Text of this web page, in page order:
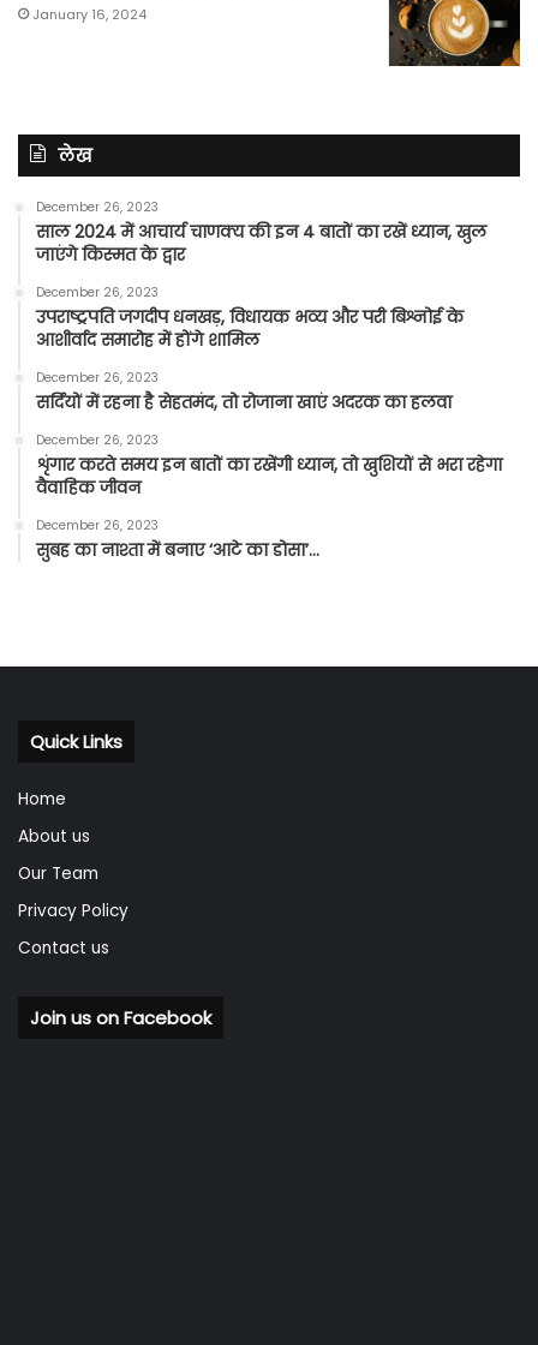
January 16, 2024
लेख
December 26, 2023
साल 2024 में आचार्य चाणक्य की इन 4 बातों का रखें ध्यान, खुल
जाएंगे किस्मत के द्वार
December 26, 2023
उपराष्ट्रपति जगदीप धनखड़, विधायक भव्य और परी बिश्नोई के
आशीर्वाद समारोह में होंगे शामिल
December 26, 2023
सर्दियों में रहना है सेहतमंद, तो रोजाना खाएं अदरक का हलवा
December 26, 2023
शृंगार करते समय इन बातों का रखेंगी ध्यान, तो खुशियों से भरा रहेगा
वैवाहिक जीवन
December 26, 2023
सुबह का नाश्ता में बनाए ‘आटे का डोसा’…
Quick Links
Home
About us
Our Team
Privacy Policy
Contact us
Join us on Facebook